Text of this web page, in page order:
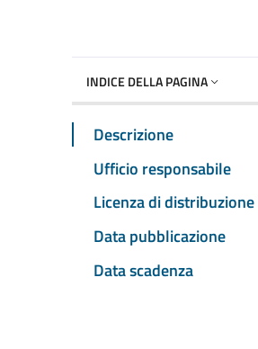
INDICE DELLA PAGINA
Descrizione
Ufficio responsabile
Licenza di distribuzione
Data pubblicazione
Data scadenza